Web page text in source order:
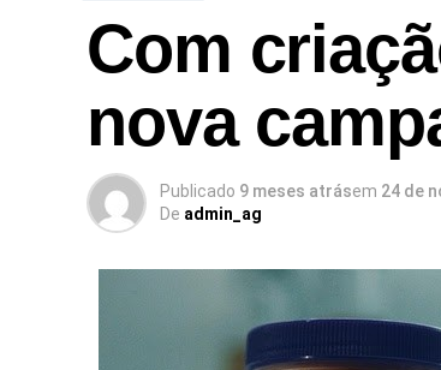
Com
nova
Publicado 9 meses atrásem 24 de
De admin_ag